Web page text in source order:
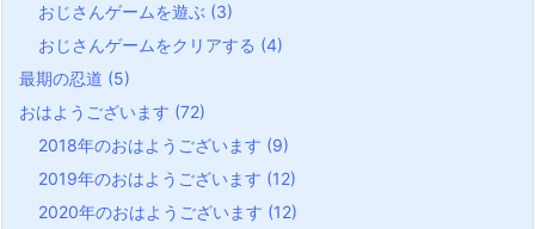
おじさんゲームを遊ぶ (3)
おじさんゲームをクリアする (4)
最期の忍道 (5)
おはようございます (72)
2018年のおはようございます (9)
2019年のおはようございます (12)
2020年のおはようございます (12)